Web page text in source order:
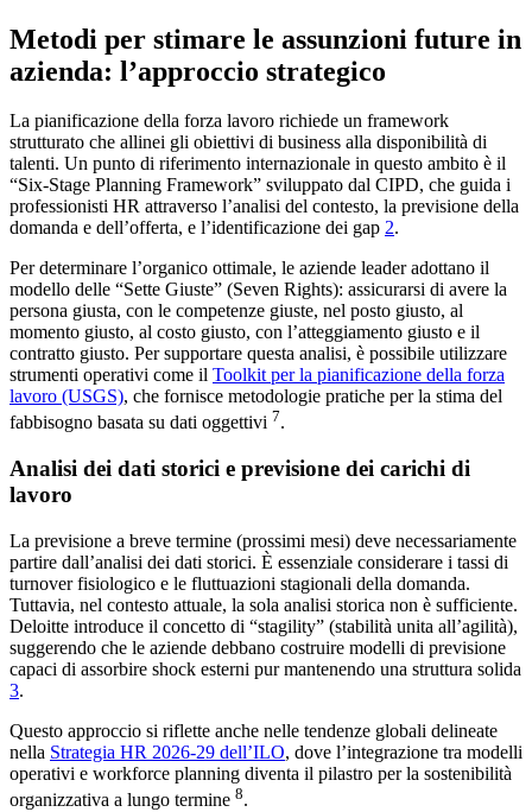
Metodi per stimare le assunzioni future in
azienda: l’approccio strategico
La pianificazione della forza lavoro richiede un framework
strutturato che allinei gli obiettivi di business alla disponibilità di
talenti. Un punto di riferimento internazionale in questo ambito è il
“Six-Stage Planning Framework” sviluppato dal CIPD, che guida i
professionisti HR attraverso l’analisi del contesto, la previsione della
domanda e dell’offerta, e l’identificazione dei gap 2.
Per determinare l’organico ottimale, le aziende leader adottano il
modello delle “Sette Giuste” (Seven Rights): assicurarsi di avere la
persona giusta, con le competenze giuste, nel posto giusto, al
momento giusto, al costo giusto, con l’atteggiamento giusto e il
contratto giusto. Per supportare questa analisi, è possibile utilizzare
strumenti operativi come il Toolkit per la pianificazione della forza
lavoro (USGS), che fornisce metodologie pratiche per la stima del
fabbisogno basata su dati oggettivi 7.
Analisi dei dati storici e previsione dei carichi di
lavoro
La previsione a breve termine (prossimi mesi) deve necessariamente
partire dall’analisi dei dati storici. È essenziale considerare i tassi di
turnover fisiologico e le fluttuazioni stagionali della domanda.
Tuttavia, nel contesto attuale, la sola analisi storica non è sufficiente.
Deloitte introduce il concetto di “stagility” (stabilità unita all’agilità),
suggerendo che le aziende debbano costruire modelli di previsione
capaci di assorbire shock esterni pur mantenendo una struttura solida
3.
Questo approccio si riflette anche nelle tendenze globali delineate
nella Strategia HR 2026-29 dell’ILO, dove l’integrazione tra modelli
operativi e workforce planning diventa il pilastro per la sostenibilità
organizzativa a lungo termine 8.